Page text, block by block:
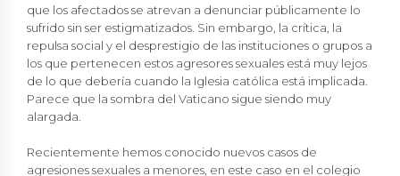
que los afectados se atrevan a denunciar públicamente lo
sufrido sin ser estigmatizados. Sin embargo, la crítica, la
repulsa social y el desprestigio de las instituciones o grupos a
los que pertenecen estos agresores sexuales está muy lejos
de lo que debería cuando la Iglesia católica está implicada.
Parece que la sombra del Vaticano sigue siendo muy
alargada.
Recientemente hemos conocido nuevos casos de
agresiones sexuales a menores, en este caso en el colegio